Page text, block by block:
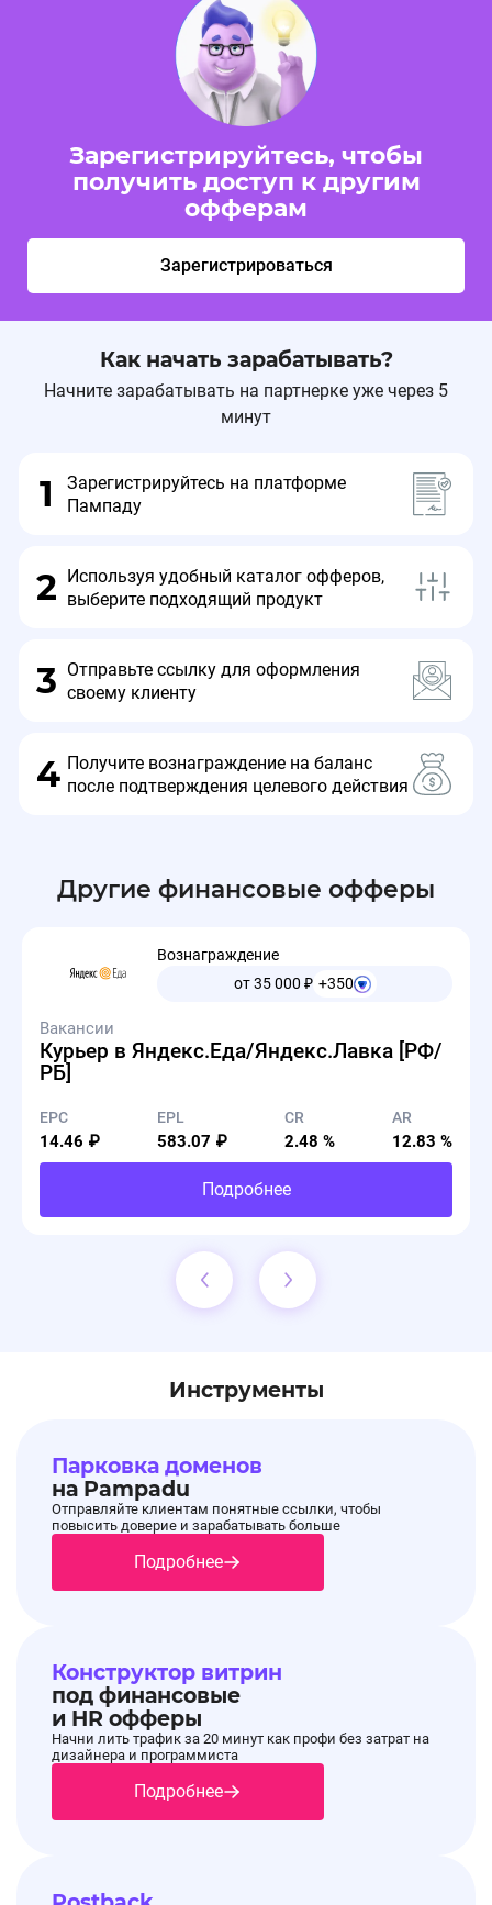
Зарегистрируйтесь, чтобы
получить доступ к другим
офферам
Зарегистрироваться
Как начать зарабатывать?
Начните зарабатывать на партнерке уже через 5
минут
1
Зарегистрируйтесь на платформе
Пампаду
2 Используя удобный каталог офферов,
выберите подходящий продукт
3 Отправьте ссылку для оформления
своему клиенту
4 Получите вознаграждение на баланс
после подтверждения целевого действия
Другие финансовые офферы
Вознаграждение
от 35 000 ₽ +350
Вакансии
Курьер в Яндекс.Еда/Яндекс.Лавка [РФ/
РБ]
EPC
14.46 ₽
EPL
583.07 ₽
CR
2.48 %
AR
12.83 %
Подробнее
Инструменты
Парковка доменов
на Pampadu
Отправляйте клиентам понятные ссылки, чтобы
повысить доверие и зарабатывать больше
Подробнее
Конструктор витрин
под финансовые
и HR офферы
Начни лить трафик за 20 минут как профи без затрат на
дизайнера и программиста
Подробнее